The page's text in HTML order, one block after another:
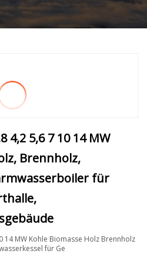
4,2 5,6 7 10 14 MW
Brennholz,
für
14 MW Kohle Biomasse Holz Brennholz
für Ge